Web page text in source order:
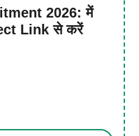
2026: में
Link से करें